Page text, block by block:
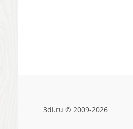
Визитницы
3di.ru © 2009-2026